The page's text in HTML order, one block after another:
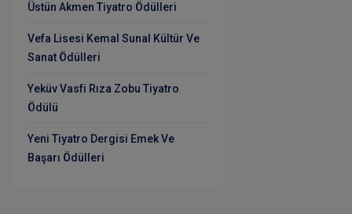
Üstün Akmen Tiyatro Ödülleri
Vefa Lisesi Kemal Sunal Kültür Ve
Sanat Ödülleri
Yeküv Vasfi Rıza Zobu Tiyatro
Ödülü
Yeni Tiyatro Dergisi Emek Ve
Başarı Ödülleri